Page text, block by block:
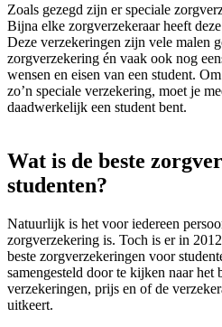
Zoals gezegd zijn er speciale
Bijna elke zorgverzekeraar heeft
Deze verzekeringen zijn vele malen
zorgverzekering én vaak ook nog
wensen en eisen van een student.
zo’n speciale verzekering, moet je
daadwerkelijk een student bent.
Wat is de beste
studenten?
Natuurlijk is het voor iedereen
zorgverzekering is. Toch is er in
beste zorgverzekeringen voor
samengesteld door te kijken naar het
verzekeringen, prijs en of de
uitkeert.